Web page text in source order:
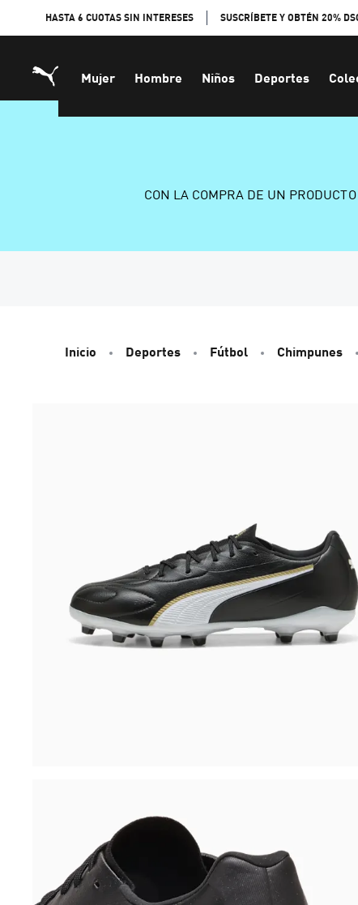
HASTA 6 CUOTAS SIN INTERESES SUSCRÍBETE Y OBTÉN 20%
Mujer Hombre Niños Deportes
CON LA COMPRA DE UN
Inicio Deportes Fútbol Chimpunes